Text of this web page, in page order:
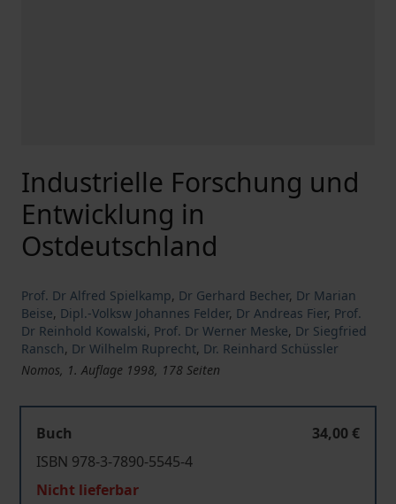
Industrielle Forschung und
Entwicklung in
Ostdeutschland
Prof. Dr Alfred Spielkamp, Dr Gerhard Becher, Dr Marian
Beise, Dipl.-Volksw Johannes Felder, Dr Andreas Fier, Prof.
Dr Reinhold Kowalski, Prof. Dr Werner Meske, Dr Siegfried
Ransch, Dr Wilhelm Ruprecht, Dr. Reinhard Schüssler
Nomos, 1. Auflage 1998, 178 Seiten
Buch
34,00 €
ISBN 978-3-7890-5545-4
Nicht lieferbar